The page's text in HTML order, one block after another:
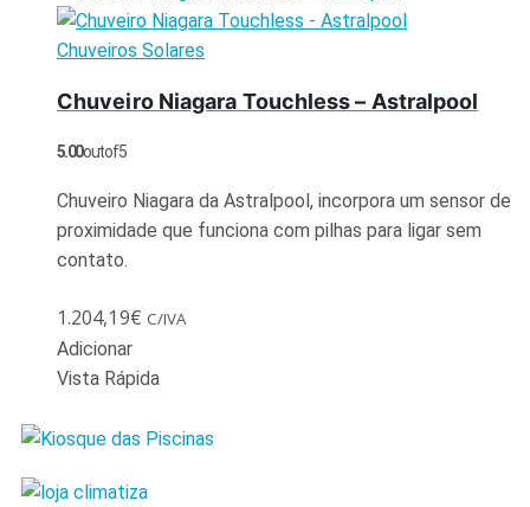
Chuveiros Solares
Chuveiro Niagara Touchless – Astralpool
5.00out of 5
Chuveiro Niagara da Astralpool, incorpora um sensor de
proximidade que funciona com pilhas para ligar sem
contato.
1.204,19€ C/IVA
Adicionar
Vista Rápida